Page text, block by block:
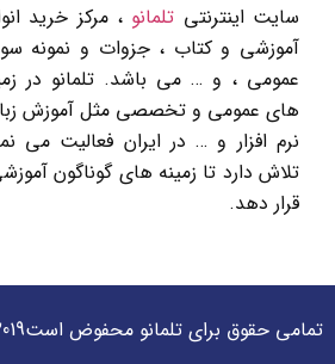
سایت اینترنتی تلمانو ، مرکز خرید
آموزشی و کتاب ، جزوات و نمونه
عمومی ، و … می باشد. تلمانو در
های عمومی و تخصصی مثل آموزش
نرم افزار و … در ایران فعالیت می
تلاش دارد تا زمینه های گوناگون
قرار دهد.
تمامی حقوق برای تلمانو محفوض است2019